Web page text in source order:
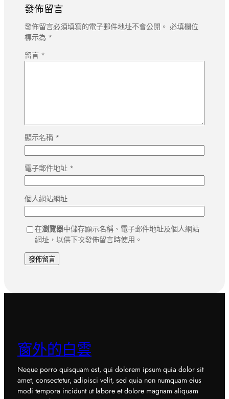
發佈留言
發佈留言必須填寫的電子郵件地址不會公開。 必填欄位
標示為 *
留言 *
顯示名稱 *
電子郵件地址 *
個人網站網址
在瀏覽器中儲存顯示名稱、電子郵件地址及個人網站
網址，以供下次發佈留言時使用。
窗外的白雲
Neque porro quisquam est, qui dolorem ipsum quia dolor sit
amet, consectetur, adipisci velit, sed quia non numquam eius
modi tempora incidunt ut labore et dolore magnam aliquam